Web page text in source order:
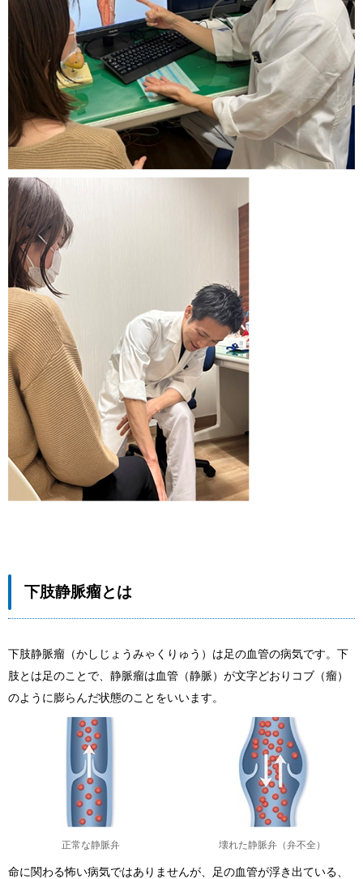
下肢静脈瘤とは
下肢静脈瘤（かしじょうみゃくりゅう）は足の血管の病気です。下
肢とは足のことで、静脈瘤は血管（静脈）が文字どおりコブ（瘤）
のように膨らんだ状態のことをいいます。
正常な静脈弁 壊れた静脈弁（弁不全）
命に関わる怖い病気ではありませんが、足の血管が浮き出ている、